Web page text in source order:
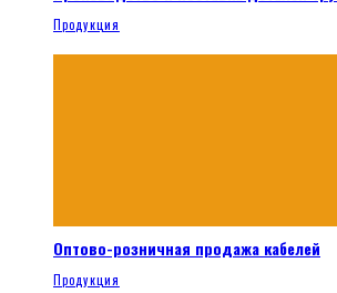
Продукция
Оптово-розничная продажа кабелей
Продукция